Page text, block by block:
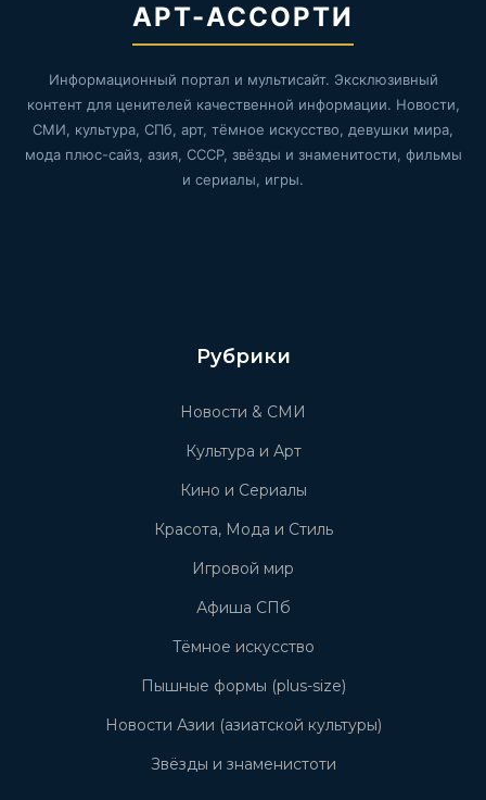
АРТ-АССОРТИ
Информационный портал и мультисайт. Эксклюзивный
контент для ценителей качественной информации. Новости,
СМИ, культура, СПб, арт, тёмное искусство, девушки мира,
мода плюс-сайз, азия, СССР, звёзды и знаменитости, фильмы
и сериалы, игры.
Рубрики
Новости & СМИ
Культура и Арт
Кино и Сериалы
Красота, Мода и Стиль
Игровой мир
Афиша СПб
Тёмное искусство
Пышные формы (plus-size)
Новости Азии (азиатской культуры)
Звёзды и знаменистоти